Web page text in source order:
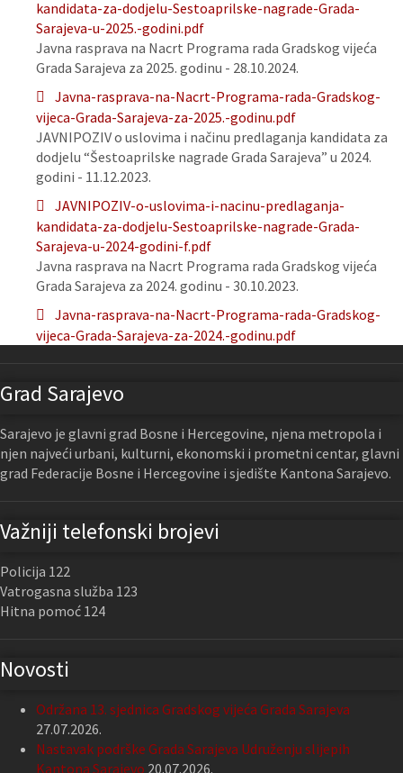
kandidata-za-dodjelu-Sestoaprilske-nagrade-Grada-
Sarajeva-u-2025.-godini.pdf
Javna rasprava na Nacrt Programa rada Gradskog vijeća
Grada Sarajeva za 2025. godinu - 28.10.2024.
Javna-rasprava-na-Nacrt-Programa-rada-Gradskog-
vijeca-Grada-Sarajeva-za-2025.-godinu.pdf
JAVNIPOZIV o uslovima i načinu predlaganja kandidata za
dodjelu “Šestoaprilske nagrade Grada Sarajeva” u 2024.
godini - 11.12.2023.
JAVNIPOZIV-o-uslovima-i-nacinu-predlaganja-
kandidata-za-dodjelu-Sestoaprilske-nagrade-Grada-
Sarajeva-u-2024-godini-f.pdf
Javna rasprava na Nacrt Programa rada Gradskog vijeća
Grada Sarajeva za 2024. godinu - 30.10.2023.
Javna-rasprava-na-Nacrt-Programa-rada-Gradskog-
vijeca-Grada-Sarajeva-za-2024.-godinu.pdf
Grad Sarajevo
Sarajevo je glavni grad Bosne i Hercegovine, njena metropola i
njen najveći urbani, kulturni, ekonomski i prometni centar, glavni
grad Federacije Bosne i Hercegovine i sjedište Kantona Sarajevo.
Važniji telefonski brojevi
Policija 122
Vatrogasna služba 123
Hitna pomoć 124
Novosti
Održana 13. sjednica Gradskog vijeća Grada Sarajeva
27.07.2026.
Nastavak podrške Grada Sarajeva Udruženju slijepih
Kantona Sarajevo 20.07.2026.